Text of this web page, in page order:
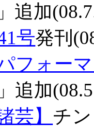
追加
号発刊
フォー
追加
芸】 チ